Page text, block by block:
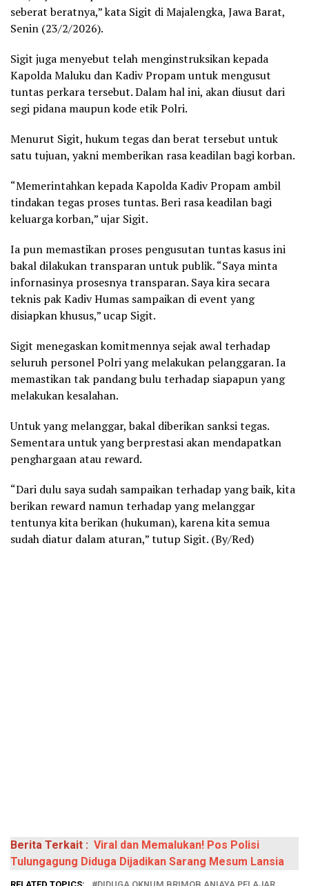
seberat beratnya,” kata Sigit di Majalengka, Jawa Barat,
Senin (23/2/2026).
Sigit juga menyebut telah menginstruksikan kepada
Kapolda Maluku dan Kadiv Propam untuk mengusut
tuntas perkara tersebut. Dalam hal ini, akan diusut dari
segi pidana maupun kode etik Polri.
Menurut Sigit, hukum tegas dan berat tersebut untuk
satu tujuan, yakni memberikan rasa keadilan bagi korban.
“Memerintahkan kepada Kapolda Kadiv Propam ambil
tindakan tegas proses tuntas. Beri rasa keadilan bagi
keluarga korban,” ujar Sigit.
Ia pun memastikan proses pengusutan tuntas kasus ini
bakal dilakukan transparan untuk publik. “Saya minta
infornasinya prosesnya transparan. Saya kira secara
teknis pak Kadiv Humas sampaikan di event yang
disiapkan khusus,” ucap Sigit.
Sigit menegaskan komitmennya sejak awal terhadap
seluruh personel Polri yang melakukan pelanggaran. Ia
memastikan tak pandang bulu terhadap siapapun yang
melakukan kesalahan.
Untuk yang melanggar, bakal diberikan sanksi tegas.
Sementara untuk yang berprestasi akan mendapatkan
penghargaan atau reward.
“Dari dulu saya sudah sampaikan terhadap yang baik, kita
berikan reward namun terhadap yang melanggar
tentunya kita berikan (hukuman), karena kita semua
sudah diatur dalam aturan,” tutup Sigit. (By/Red)
Berita Terkait : Viral dan Memalukan! Pos Polisi
Tulungagung Diduga Dijadikan Sarang Mesum Lansia